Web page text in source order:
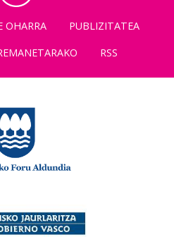
OHARRA
PUBLIZITATEA
RSS